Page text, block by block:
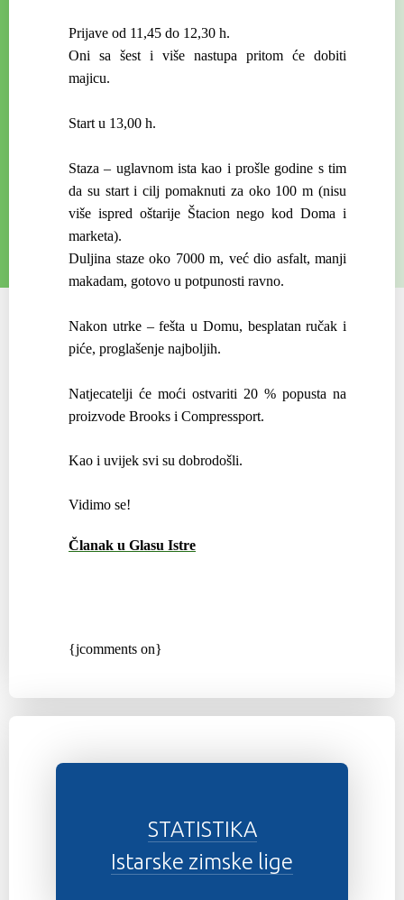
Prijave od 11,45 do 12,30 h.
Oni sa šest i više nastupa pritom će dobiti
majicu.
Start u 13,00 h.
Staza – uglavnom ista kao i prošle godine s tim
da su start i cilj pomaknuti za oko 100 m (nisu
više ispred oštarije Štacion nego kod Doma i
marketa).
Duljina staze oko 7000 m, već dio asfalt, manji
makadam, gotovo u potpunosti ravno.
Nakon utrke – fešta u Domu, besplatan ručak i
piće, proglašenje najboljih.
Natjecatelji će moći ostvariti 20 % popusta na
proizvode Brooks i Compressport.
Kao i uvijek svi su dobrodošli.
Vidimo se!
Članak u Glasu Istre
{jcomments on}
STATISTIKA
Istarske zimske lige